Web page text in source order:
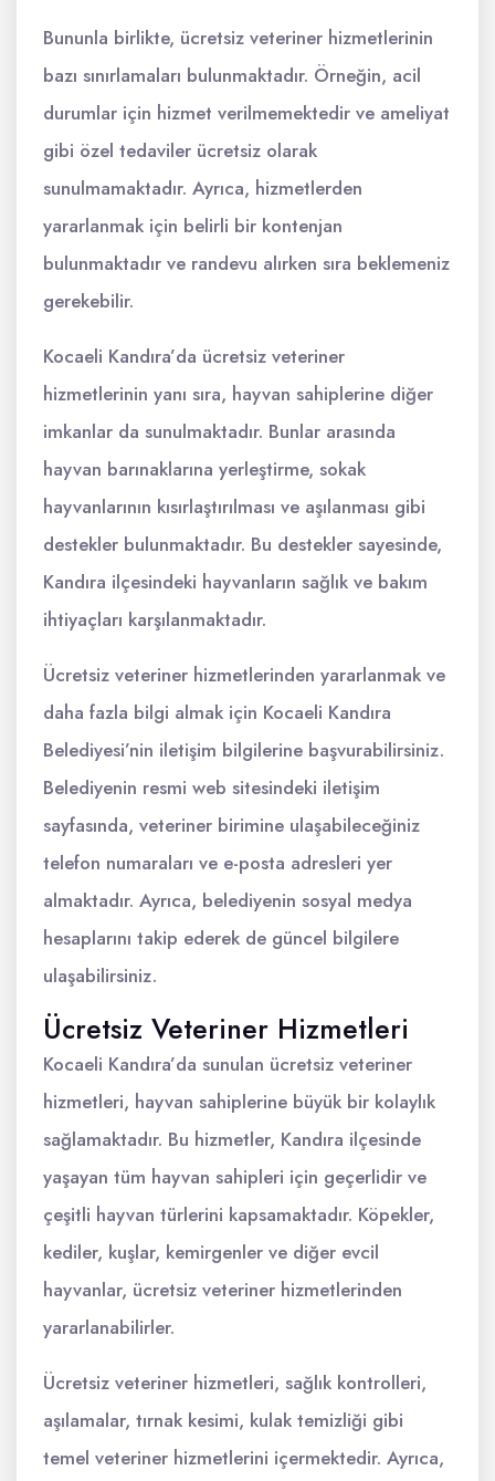
Bununla birlikte, ücretsiz veteriner hizmetlerinin
bazı sınırlamaları bulunmaktadır. Örneğin, acil
durumlar için hizmet verilmemektedir ve ameliyat
gibi özel tedaviler ücretsiz olarak
sunulmamaktadır. Ayrıca, hizmetlerden
yararlanmak için belirli bir kontenjan
bulunmaktadır ve randevu alırken sıra beklemeniz
gerekebilir.
Kocaeli Kandıra’da ücretsiz veteriner
hizmetlerinin yanı sıra, hayvan sahiplerine diğer
imkanlar da sunulmaktadır. Bunlar arasında
hayvan barınaklarına yerleştirme, sokak
hayvanlarının kısırlaştırılması ve aşılanması gibi
destekler bulunmaktadır. Bu destekler sayesinde,
Kandıra ilçesindeki hayvanların sağlık ve bakım
ihtiyaçları karşılanmaktadır.
Ücretsiz veteriner hizmetlerinden yararlanmak ve
daha fazla bilgi almak için Kocaeli Kandıra
Belediyesi’nin iletişim bilgilerine başvurabilirsiniz.
Belediyenin resmi web sitesindeki iletişim
sayfasında, veteriner birimine ulaşabileceğiniz
telefon numaraları ve e-posta adresleri yer
almaktadır. Ayrıca, belediyenin sosyal medya
hesaplarını takip ederek de güncel bilgilere
ulaşabilirsiniz.
Ücretsiz Veteriner Hizmetleri
Kocaeli Kandıra’da sunulan ücretsiz veteriner
hizmetleri, hayvan sahiplerine büyük bir kolaylık
sağlamaktadır. Bu hizmetler, Kandıra ilçesinde
yaşayan tüm hayvan sahipleri için geçerlidir ve
çeşitli hayvan türlerini kapsamaktadır. Köpekler,
kediler, kuşlar, kemirgenler ve diğer evcil
hayvanlar, ücretsiz veteriner hizmetlerinden
yararlanabilirler.
Ücretsiz veteriner hizmetleri, sağlık kontrolleri,
aşılamalar, tırnak kesimi, kulak temizliği gibi
temel veteriner hizmetlerini içermektedir. Ayrıca,